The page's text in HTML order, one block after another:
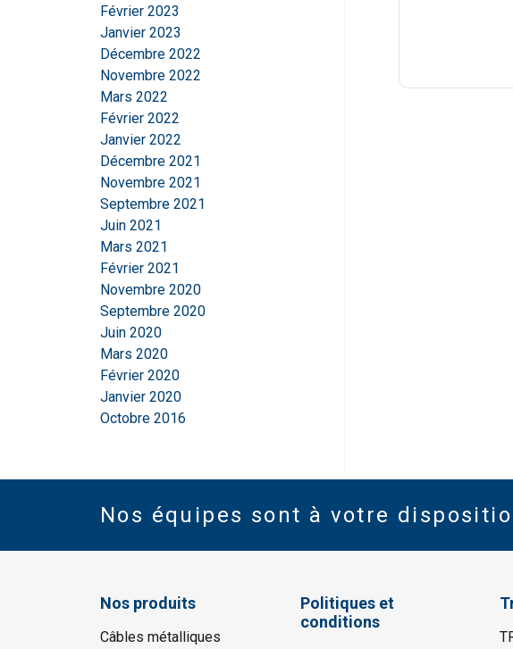
Février 2023
Janvier 2023
Décembre 2022
Novembre 2022
Mars 2022
Février 2022
Janvier 2022
Décembre 2021
Novembre 2021
Septembre 2021
Juin 2021
Mars 2021
Février 2021
Novembre 2020
Septembre 2020
Juin 2020
Mars 2020
Février 2020
Janvier 2020
Octobre 2016
Nos équipes sont à votre
Nos produits
Câbles métalliques
Politiques et
conditions